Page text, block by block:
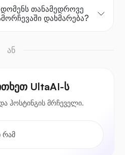
თანამედროვე
დახმარება?
ან
UltaAI-ს
ჰოსტინგის მრჩეველი.